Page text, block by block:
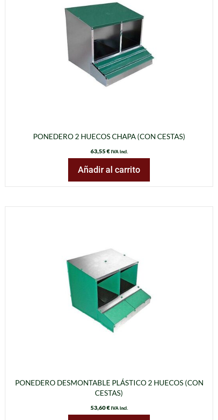
PONEDERO 2 HUECOS CHAPA (CON CESTAS)
63,55€ IVA incl.
Añadir al carrito
PONEDERO DESMONTABLE PLÁSTICO 2 HUECOS (CON
CESTAS)
53,60€ IVA incl.